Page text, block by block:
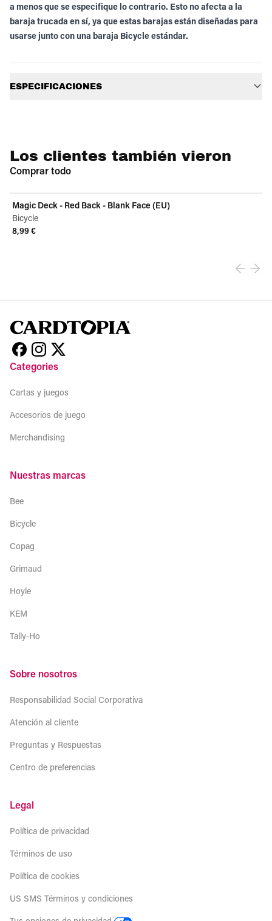
a menos que se especifique lo contrario. Esto no afecta a la
baraja trucada en sí, ya que estas barajas están diseñadas para
usarse junto con una baraja Bicycle estándar.
ESPECIFICACIONES
Los clientes también vieron
Comprar todo
Magic Deck - Red Back - Blank Face (EU)
Bicycle
8,99 €
Categories
Cartas y juegos
Accesorios de juego
Merchandising
Nuestras marcas
Bee
Bicycle
Copag
Grimaud
Hoyle
KEM
Tally-Ho
Sobre nosotros
Responsabilidad Social Corporativa
Atención al cliente
Preguntas y Respuestas
Centro de preferencias
Legal
Política de privacidad
Términos de uso
Política de cookies
US SMS Términos y condiciones